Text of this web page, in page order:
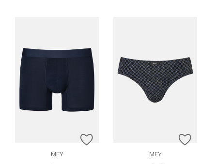
ZUR WUNSCHLISTE HINZUFÜGEN
MEY
ZUR
MEY